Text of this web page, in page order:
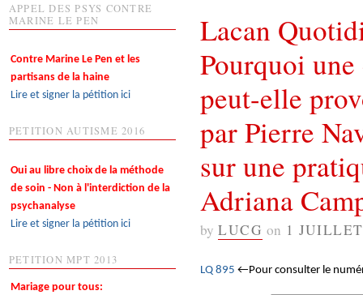
Lacan
Pourquoi
peut-elle
par Pierre
sur une
Adriana
by LUCG on 1
LQ 895 ←Pour consulter le
APPEL DES PSYS CONTRE
MARINE LE PEN
Contre Marine Le Pen et les
partisans de la haine
Lire et signer la pétition ici
PETITION AUTISME 2016
Oui au libre choix de la méthode
de soin - Non à l'interdiction de la
psychanalyse
Lire et signer la pétition ici
PETITION MPT 2013
Mariage pour tous: